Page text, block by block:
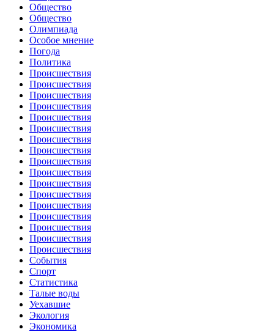
Общество
Общество
Олимпиада
Особое мнение
Погода
Политика
Происшествия
Происшествия
Происшествия
Происшествия
Происшествия
Происшествия
Происшествия
Происшествия
Происшествия
Происшествия
Происшествия
Происшествия
Происшествия
Происшествия
Происшествия
Происшествия
Происшествия
События
Спорт
Статистика
Талые воды
Уехавшие
Экология
Экономика